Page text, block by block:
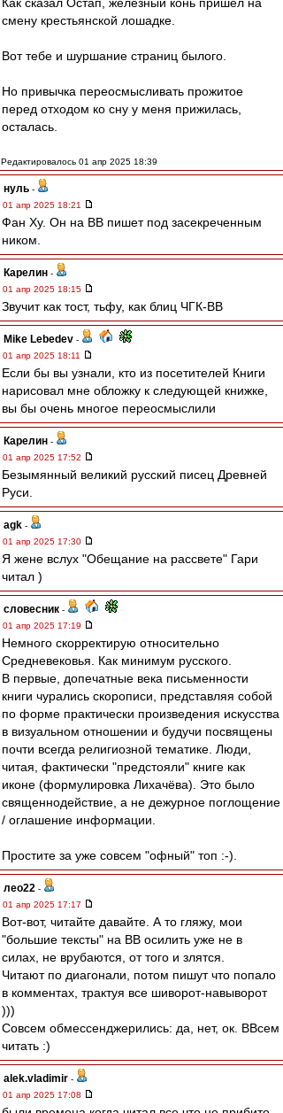
смену крестьянской лошадке.
Вот тебе и шуршание страниц былого.
Но привычка переосмысливать прожитое
перед отходом ко сну у меня прижилась,
осталась.
Редактировалось 01 апр 2025 18:39
нуль -
01 апр 2025 18:21
Фан Ху. Он на ВВ пишет под засекреченным
ником.
Карелин -
01 апр 2025 18:15
Звучит как тост, тьфу, как блиц ЧГК-ВВ
Mike Lebedev -
01 апр 2025 18:11
Если бы вы узнали, кто из посетителей Книги
нарисовал мне обложку к следующей книжке,
вы бы очень многое переосмыслили
Карелин -
01 апр 2025 17:52
Безымянный великий русский писец Древней
Руси.
agk -
01 апр 2025 17:30
Я жене вслух "Обещание на рассвете" Гари
читал )
словесник -
01 апр 2025 17:19
Немного скорректирую относительно
Средневековья. Как минимум русского.
В первые, допечатные века письменности
книги чурались скорописи, представляя собой
по форме практически произведения искусства
в визуальном отношении и будучи посвящены
почти всегда религиозной тематике. Люди,
читая, фактически "предстояли" книге как
иконе (формулировка Лихачёва). Это было
священнодействие, а не дежурное поглощение
/ оглашение информации.
Простите за уже совсем "офный" топ :-).
лео22 -
01 апр 2025 17:17
Вот-вот, читайте давайте. А то гляжу, мои
"большие тексты" на ВВ осилить уже не в
силах, не врубаются, от того и злятся.
Читают по диагонали, потом пишут что попало
в комментах, трактуя все шиворот-навыворот
)))
Совсем обмессенджерились: да, нет, ок. ВВсем
читать :)
alek.vladimir -
01 апр 2025 17:08